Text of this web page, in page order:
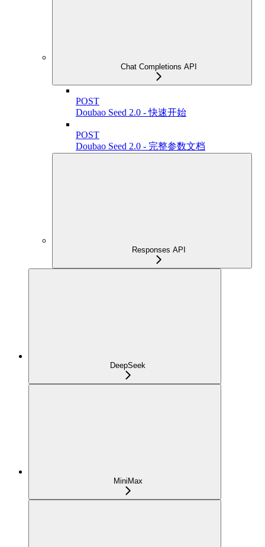
Chat Completions API
POST
Doubao Seed 2.0 - 快速开始
POST
Doubao Seed 2.0 - 完整参数文档
Responses API
DeepSeek
MiniMax